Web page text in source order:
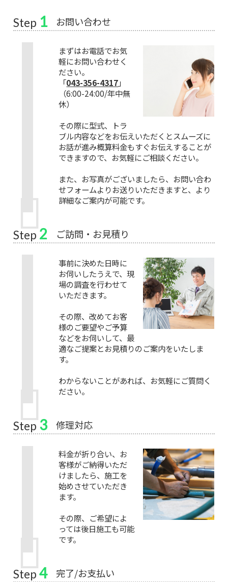
Step 1 お問い合わせ
まずはお電話でお気
軽にお問い合わせく
ださい。
「043-356-4317」
（6:00-24:00/年中無
休）
その際に型式、トラ
ブル内容などをお伝えいただくとスムーズに
お話が進み概算料金もすぐお伝えすることが
できますので、お気軽にご相談ください。
また、お写真がございましたら、お問い合わ
せフォームよりお送りいただきますと、より
詳細なご案内が可能です。
Step 2 ご訪問・お見積り
事前に決めた日時に
お伺いしたうえで、現
場の調査を行わせて
いただきます。
その際、改めてお客
様のご要望やご予算
などをお伺いして、最
適なご提案とお見積りのご案内をいたしま
す。
わからないことがあれば、お気軽にご質問く
ださい。
Step 3 修理対応
料金が折り合い、お
客様がご納得いただ
けましたら、施工を
始めさせていただき
ます。
その際、ご希望によ
っては後日施工も可能
です。
Step 4 完了/お支払い